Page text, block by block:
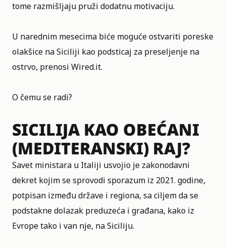
tome razmišljaju pruži dodatnu motivaciju.
U narednim mesecima biće moguće ostvariti poreske
olakšice na Siciliji kao podsticaj za preseljenje na
ostrvo, prenosi Wired.it.
O čemu se radi?
SICILIJA KAO OBEĆANI
(MEDITERANSKI) RAJ?
Savet ministara u Italiji usvojio je zakonodavni
dekret kojim se sprovodi sporazum iz 2021. godine,
potpisan između države i regiona, sa ciljem da se
podstakne dolazak preduzeća i građana, kako iz
Evrope tako i van nje, na Siciliju.